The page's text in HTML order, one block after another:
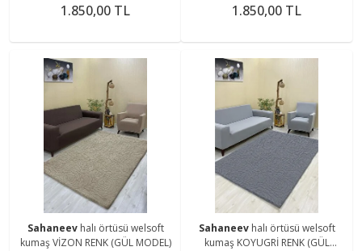
1.850,00 TL 1.850,00 TL
Sahaneev halı örtüsü welsoft
kumaş VİZON RENK (GÜL MODEL)
Sahaneev halı örtüsü welsoft
kumaş KOYUGRİ RENK (GÜL